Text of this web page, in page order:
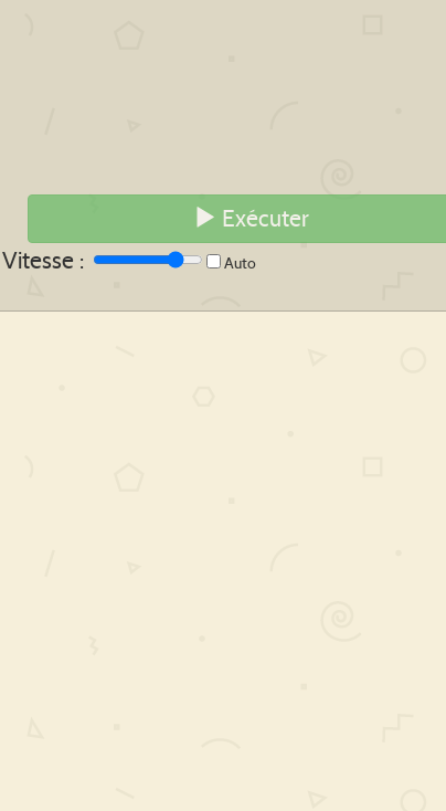
Exécuter
Vitesse :
Auto